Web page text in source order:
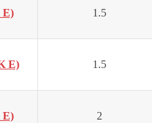
E) 1.5
E) 1.5
E) 2